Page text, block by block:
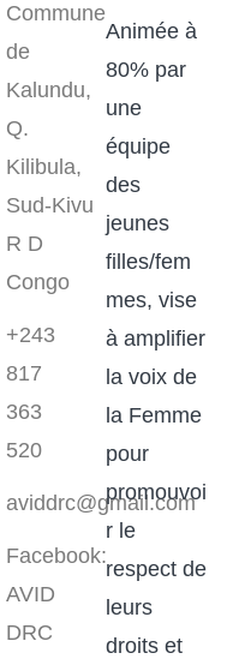
Commune
de
Kalundu,
Q.
Kilibula,
Sud-Kivu
R D
Congo
+243
817
363
520
aviddrc@gmail.com​
Facebook:
AVID
DRC
Animée à
80% par
une
équipe
des
jeunes
filles/fem
mes, vise
à amplifier
la voix de
la Femme
pour
promouvoi
r le
respect de
leurs
droits et